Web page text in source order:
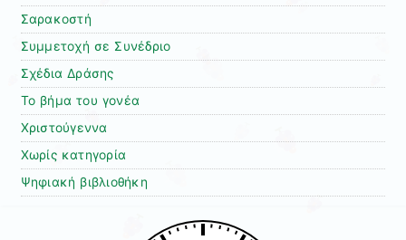
Σαρακοστή
Συμμετοχή σε Συνέδριο
Σχέδια Δράσης
Το βήμα του γονέα
Χριστούγεννα
Χωρίς κατηγορία
Ψηφιακή βιβλιοθήκη